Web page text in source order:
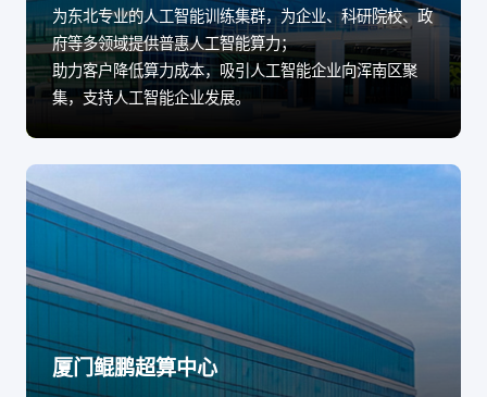
为东北专业的人工智能训练集群，为企业、科研院校、政
府等多领域提供普惠人工智能算力；
助力客户降低算力成本，吸引人工智能企业向浑南区聚
集，支持人工智能企业发展。
厦门鲲鹏超算中心